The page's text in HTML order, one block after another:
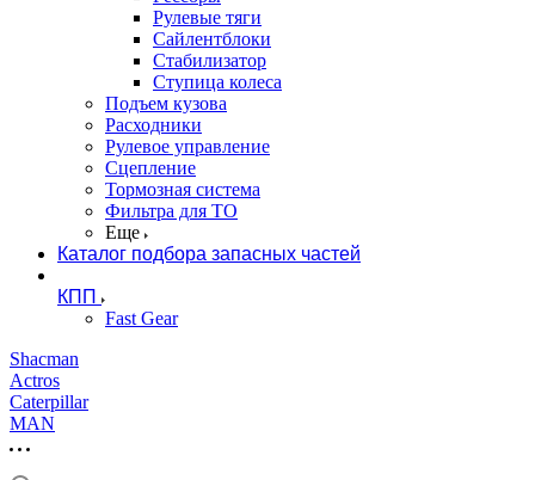
Рулевые тяги
Сайлентблоки
Стабилизатор
Ступица колеса
Подъем кузова
Расходники
Рулевое управление
Сцепление
Тормозная система
Фильтра для ТО
Еще
Каталог подбора запасных частей
КПП
Fast Gear
Shacman
Actros
Caterpillar
MAN